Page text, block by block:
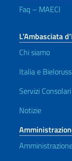
Faq – MAECI
L’Ambasciata
Chi siamo
Italia e
Servizi
Notizie